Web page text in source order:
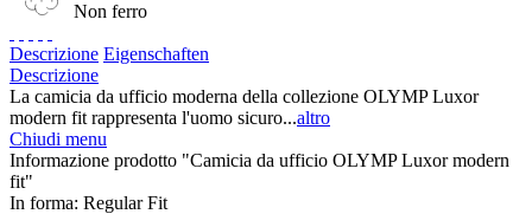
Non ferro
Descrizione Eigenschaften
Descrizione
La camicia da ufficio moderna della collezione OLYMP Luxor
modern fit rappresenta l'uomo sicuro...altro
Chiudi menu
Informazione prodotto "Camicia da ufficio OLYMP Luxor modern
fit"
In forma: Regular Fit